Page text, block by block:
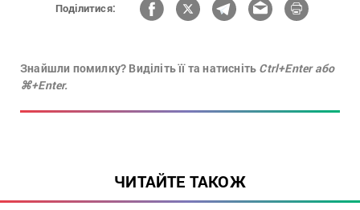
Поділитися:
Знайшли помилку? Виділіть її та натисніть Ctrl+Enter або
⌘+Enter.
ЧИТАЙТЕ ТАКОЖ